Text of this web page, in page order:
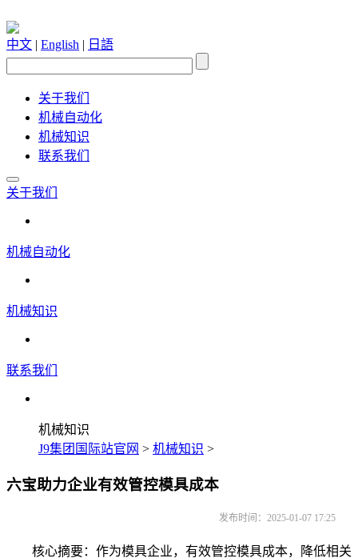
中文 | English | 日語
关于我们
机械自动化
机械知识
联系我们
关于我们
机械自动化
机械知识
联系我们
机械知识
J9集团国际站官网 > 机械知识 >
六宝助力企业有效管控模具成本
发布时间：2025-01-07 17:25
核心摘要：作为模具企业，有效管控模具成本，降低相关